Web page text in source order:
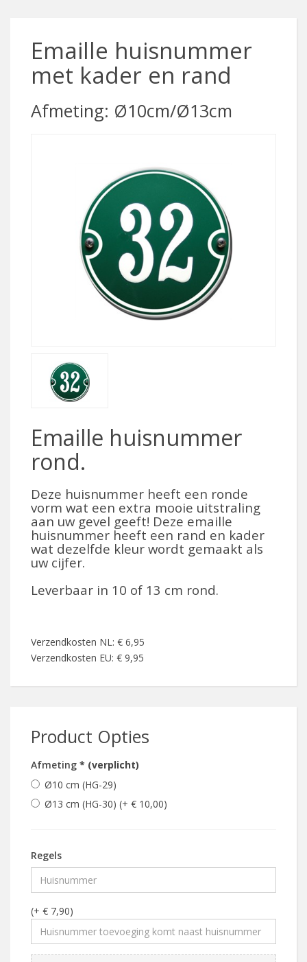
Emaille huisnummer
met kader en rand
Afmeting: Ø10cm/Ø13cm
Emaille huisnummer
rond.
Deze huisnummer heeft een ronde
vorm wat een extra mooie uitstraling
aan uw gevel geeft! Deze emaille
huisnummer heeft een rand en kader
wat dezelfde kleur wordt gemaakt als
uw cijfer.
Leverbaar in 10 of 13 cm rond.
Verzendkosten NL: € 6,95
Verzendkosten EU: € 9,95
Product Opties
Afmeting * (verplicht)
Ø10 cm (HG-29)
Ø13 cm (HG-30) (+ € 10,00)
Regels
(+ € 7,90)